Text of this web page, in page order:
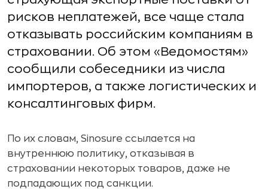
рисков неплатежей, все чаще стала
отказывать российским компаниям в
страховании. Об этом «Ведомостям»
сообщили собеседники из числа
импортеров, а также логистических и
консалтинговых фирм.
По их словам, Sinosure ссылается на
внутреннюю политику, отказывая в
страховании некоторых товаров, даже не
подпадающих под санкции.